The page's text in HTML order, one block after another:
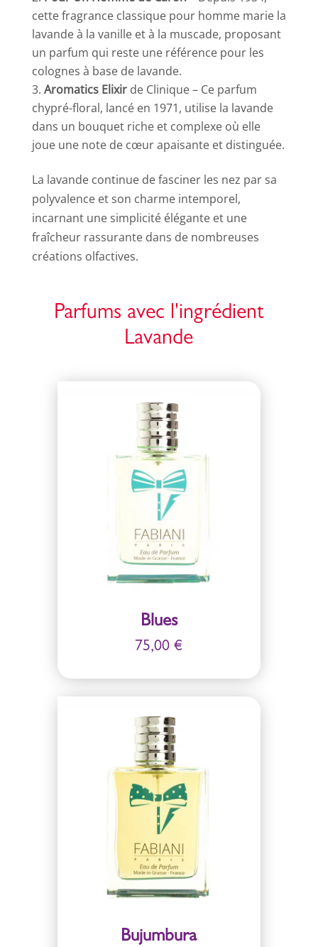
cette fragrance classique pour homme marie la
lavande à la vanille et à la muscade, proposant
un parfum qui reste une référence pour les
colognes à base de lavande.
Aromatics Elixirde Clinique – Ce parfum
chypré-floral, lancé en 1971, utilise la lavande
dans un bouquet riche et complexe où elle
joue une note de cœur apaisante et distinguée.
La lavande continue de fasciner les nez par sa
polyvalence et son charme intemporel,
incarnant une simplicité élégante et une
fraîcheur rassurante dans de nombreuses
créations olfactives.
Parfums avec l'ingrédient
Lavande
Blues
75,00€
Bujumbura